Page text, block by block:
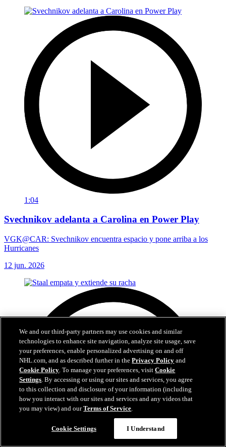
1:04
Svechnikov adelanta a Carolina en Power Play
VGK@CAR: Svechnikov encuentra espacio y pone arriba a los
Hurricanes
12 jun. 2026
We and our third-party partners may use cookies and similar
technologies to enhance site navigation, analyze site usage, save
your preferences, enable personalized advertising on and off
NHL.com, and as described further in thePrivacy Policy and
Cookie Policy. To manage your preferences, visitCookie
Settings. By accessing or using our sites and services, you agree
to this collection and disclosure of your information (including
how you interact with our sites and services and any videos that
you may view) and ourTerms of Service.
Cookie Settings I Understand